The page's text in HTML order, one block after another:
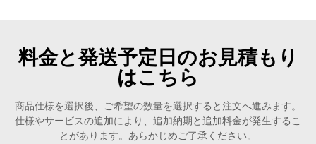
料金と発送予定日のお見積もり
はこちら
商品仕様を選択後、ご希望の数量を選択すると注文へ進みます。
仕様やサービスの追加により、追加納期と追加料金が発生するこ
とがあります。あらかじめご了承ください。